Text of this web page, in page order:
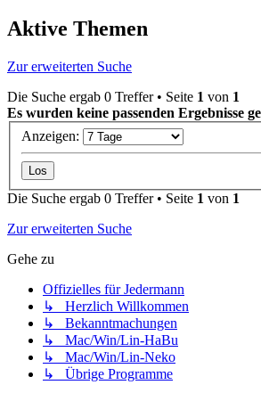
Aktive Themen
Zur erweiterten Suche
Die Suche ergab 0 Treffer • Seite 1 von 1
Es wurden keine passenden Ergebnisse
Anzeigen:
Die Suche ergab 0 Treffer • Seite 1 von 1
Zur erweiterten Suche
Gehe zu
Offizielles für Jedermann
↳ Herzlich Willkommen
↳ Bekanntmachungen
↳ Mac/Win/Lin-HaBu
↳ Mac/Win/Lin-Neko
↳ Übrige Programme